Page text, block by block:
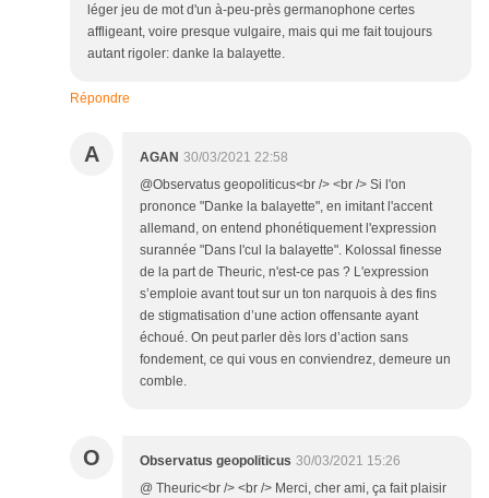
léger jeu de mot d'un à-peu-près germanophone certes
affligeant, voire presque vulgaire, mais qui me fait toujours
autant rigoler: danke la balayette.
Répondre
A AGAN 30/03/2021 22:58
@Observatus geopoliticus<br /> <br /> Si l'on
prononce "Danke la balayette", en imitant l'accent
allemand, on entend phonétiquement l'expression
surannée "Dans l'cul la balayette". Kolossal finesse
de la part de Theuric, n'est-ce pas ? L'expression
s’emploie avant tout sur un ton narquois à des fins
de stigmatisation d’une action offensante ayant
échoué. On peut parler dès lors d’action sans
fondement, ce qui vous en conviendrez, demeure un
comble.
O Observatus geopoliticus 30/03/2021 15:26
@ Theuric<br /> <br /> Merci, cher ami, ça fait plaisir